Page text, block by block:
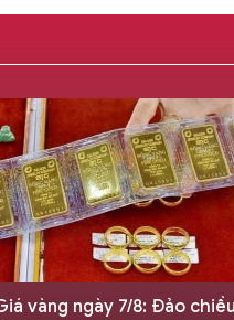
vàng ngày 7/8: Đảo chiều